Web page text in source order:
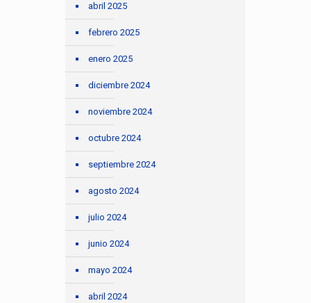
abril 2025
febrero 2025
enero 2025
diciembre 2024
noviembre 2024
octubre 2024
septiembre 2024
agosto 2024
julio 2024
junio 2024
mayo 2024
abril 2024